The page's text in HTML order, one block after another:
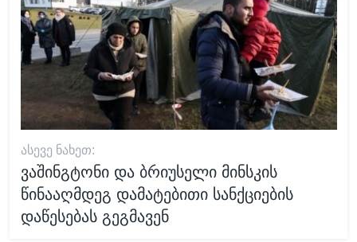
ᲐᲡᲔᲕᲔ ᲜᲐᲮᲔᲗ:
ვაშინგტონი და ბრიუსელი მინსკის
წინააღმდეგ დამატებითი სანქციების
დაწესებას გეგმავენ